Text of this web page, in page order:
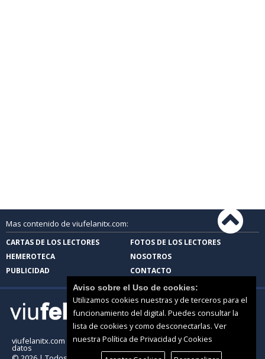
Mas contenido de viufelanitx.com:
CARTAS DE LOS LECTORES
FOTOS DE LOS LECTORES
HEMEROTECA
NOSOTROS
PUBLICIDAD
CONTACTO
viufelanitx.com | Términos de uso|Protección de
datos
Aviso sobre el Uso de cookies:
Utilizamos cookies nuestras y de terceros para el
funcionamiento del digital. Puedes consultar la
lista de cookies y como desconectarlas. Ver
nuestra Política de Privacidad y Cookies